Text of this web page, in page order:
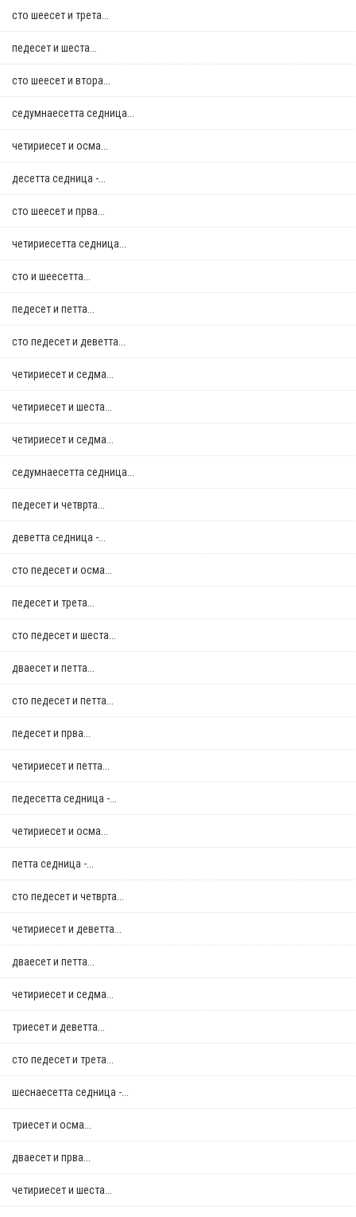
сто шеесет и трета...
педесет и шеста...
сто шеесет и втора...
седумнаесетта седница...
четириесет и осма...
десетта седница -...
сто шеесет и прва...
четириесетта седница...
сто и шеесетта...
педесет и петта...
сто педесет и деветта...
четириесет и седма...
четириесет и шеста...
четириесет и седма...
седумнаесетта седница...
педесет и четврта...
деветта седница -...
сто педесет и осма...
педесет и трета...
сто педесет и шеста...
дваесет и петта...
сто педесет и петта...
педесет и прва...
четириесет и петта...
педесетта седница -...
четириесет и осма...
петта седница -...
сто педесет и четврта...
четириесет и деветта...
дваесет и петта...
четириесет и седма...
триесет и деветта...
сто педесет и трета...
шеснаесетта седница -...
триесет и осма...
дваесет и прва...
четириесет и шеста...